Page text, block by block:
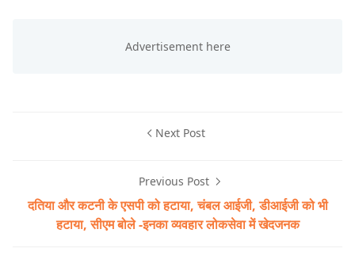
Next Post
Previous Post
दतिया और कटनी के एसपी को हटाया, चंबल आईजी, डीआईजी को भी
हटाया, सीएम बोले -इनका व्यवहार लोकसेवा में खेदजनक